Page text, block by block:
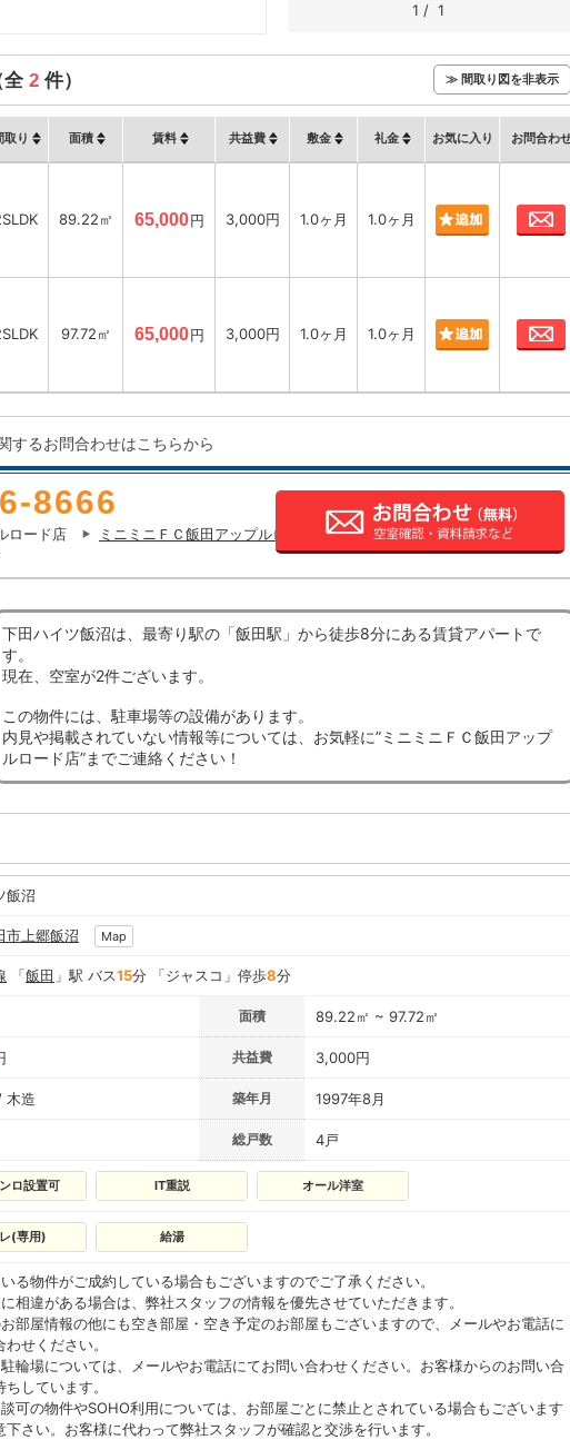
1 / 1
全 2 件） ≫ 間取り図を非表示
取り 面積 賃料 共益費 敷金 礼金 お気に入り お問合わ
89.22㎡ 65,000円 3,000円 1.0ヶ月 1.0ヶ月
97.72㎡ 65,000円 3,000円 1.0ヶ月 1.0ヶ月
するお問合わせはこちらから
8666
ロード店
ミニミニＦＣ飯田アップルロード店の店舗情報
下田ハイツ飯沼は、最寄り駅の「飯田駅」から徒歩8分にある賃貸アパートで
す。
現在、空室が2件ございます。
この物件には、駐車場等の設備があります。
内見や掲載されていない情報等については、お気軽に”ミニミニＦＣ飯田アップ
ルロード店”までご連絡ください！
飯沼
市上郷飯沼 Map
「飯田 」駅 バス15分 「ジャスコ」停歩8分
面積 89.22㎡ ~ 97.72㎡
共益費 3,000円
木造 築年月 1997年8月
総戸数 4戸
ロ設置可 IT重説 オール洋室
(専用) 給湯
る物件がご成約している場合もございますのでご了承ください。
相違がある場合は、弊社スタッフの情報を優先させていただきます。
部屋情報の他にも空き部屋・空き予定のお部屋もございますので、メールやお電話に
せください。
輪場については、メールやお電話にてお問い合わせください。お客様からのお問い合
しています。
可の物件やSOHO利用については、お部屋ごとに禁止とされている場合もございます
下さい。お客様に代わって弊社スタッフが確認と交渉を行います。